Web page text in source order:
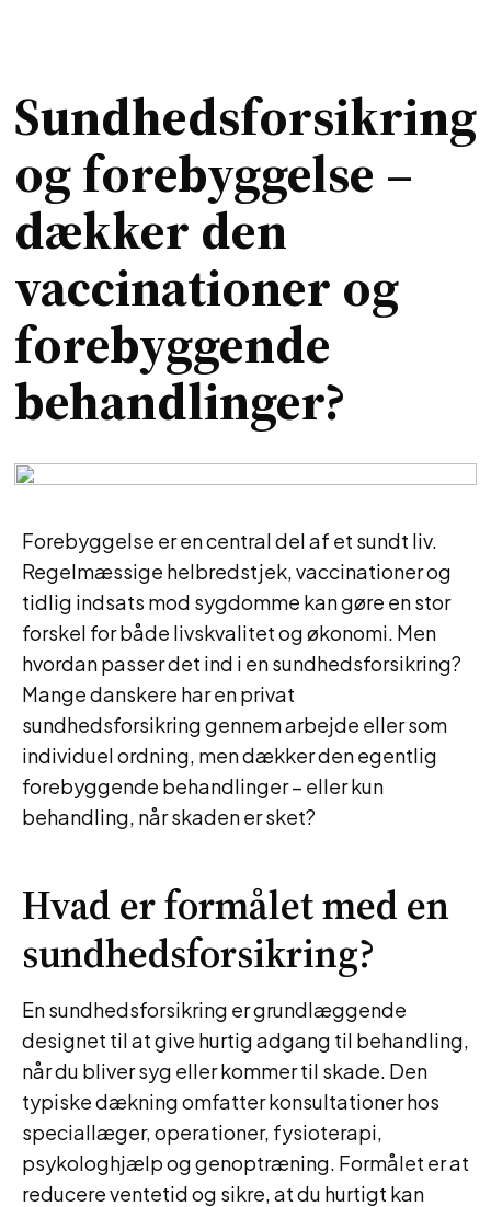
Sundhedsforsikring
og forebyggelse –
dækker den
vaccinationer og
forebyggende
behandlinger?
Forebyggelse er en central del af et sundt liv.
Regelmæssige helbredstjek, vaccinationer og
tidlig indsats mod sygdomme kan gøre en stor
forskel for både livskvalitet og økonomi. Men
hvordan passer det ind i en sundhedsforsikring?
Mange danskere har en privat
sundhedsforsikring gennem arbejde eller som
individuel ordning, men dækker den egentlig
forebyggende behandlinger – eller kun
behandling, når skaden er sket?
Hvad er formålet med en
sundhedsforsikring?
En sundhedsforsikring er grundlæggende
designet til at give hurtig adgang til behandling,
når du bliver syg eller kommer til skade. Den
typiske dækning omfatter konsultationer hos
speciallæger, operationer, fysioterapi,
psykologhjælp og genoptræning. Formålet er at
reducere ventetid og sikre, at du hurtigt kan